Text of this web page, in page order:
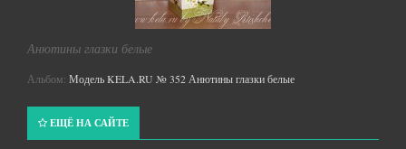
Анютины глазки белые
Альбом: Модель KELA.RU № 352 Анютины глазки белые
ЕЩЁ НА САЙТЕ